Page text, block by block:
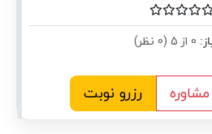
مشاوره رزرو نوبت